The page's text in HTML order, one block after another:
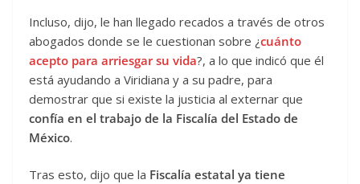
Incluso, dijo, le han llegado recados a través de otros
abogados donde se le cuestionan sobre ¿cuánto
acepto para arriesgar su vida?, a lo que indicó que él
está ayudando a Viridiana y a su padre, para
demostrar que si existe la justicia al externar que
confía en el trabajo de la Fiscalía del Estado de
México.
Tras esto, dijo que la Fiscalía estatal ya tiene